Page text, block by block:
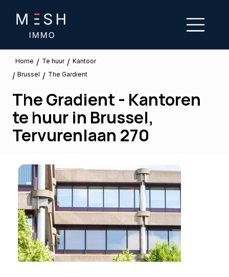
Home / Te huur / Kantoor
/ Brussel / The Gardient
The Gradient - Kantoren
te huur in Brussel,
Tervurenlaan 270